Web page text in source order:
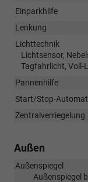
Einparkhilfe
Lenkung
Lichttechnik
Lichtsensor,
Tagfahrlicht, Voll-
Pannenhilfe
Start/Stop-
Zentralverriegelung
Außen
Außenspiegel
Außenspiegel